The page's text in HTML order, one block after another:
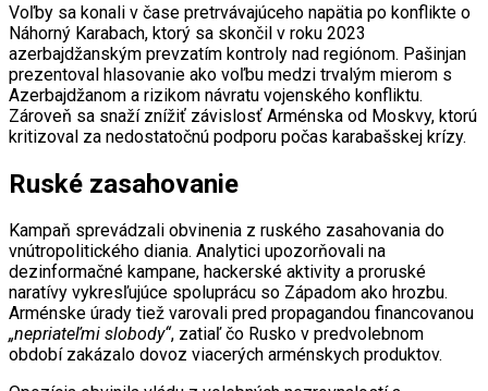
Voľby sa konali v čase pretrvávajúceho napätia po konflikte o
Náhorný Karabach, ktorý sa skončil v roku 2023
azerbajdžanským prevzatím kontroly nad regiónom. Pašinjan
prezentoval hlasovanie ako voľbu medzi trvalým mierom s
Azerbajdžanom a rizikom návratu vojenského konfliktu.
Zároveň sa snaží znížiť závislosť Arménska od Moskvy, ktorú
kritizoval za nedostatočnú podporu počas karabašskej krízy.
Ruské zasahovanie
Kampaň sprevádzali obvinenia z ruského zasahovania do
vnútropolitického diania. Analytici upozorňovali na
dezinformačné kampane, hackerské aktivity a proruské
naratívy vykresľujúce spoluprácu so Západom ako hrozbu.
Arménske úrady tiež varovali pred propagandou financovanou
„nepriateľmi slobody“, zatiaľ čo Rusko v predvolebnom
období zakázalo dovoz viacerých arménskych produktov.